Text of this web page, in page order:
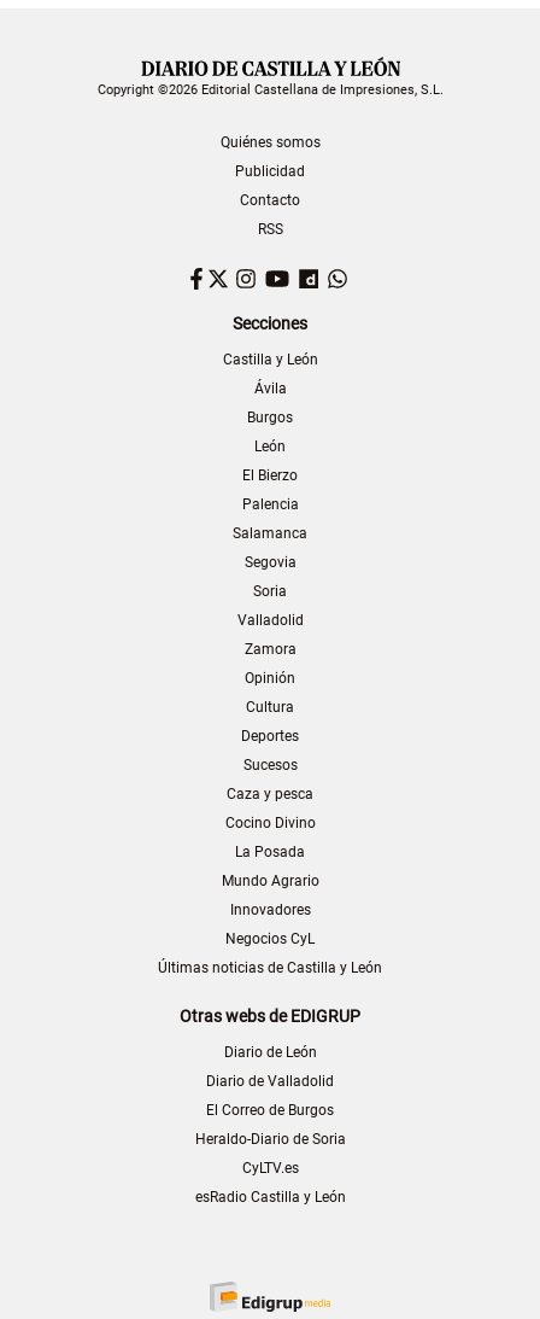
Copyright ©2026 Editorial Castellana de Impresiones, S.L.
Quiénes somos
Publicidad
Contacto
RSS
Facebook
TwitterInstagram
YouTubeDailymotion
Secciones
Castilla y León
Ávila
Burgos
León
El Bierzo
Palencia
Salamanca
Segovia
Soria
Valladolid
Zamora
Opinión
Cultura
Deportes
Sucesos
Caza y pesca
Cocino Divino
La Posada
Mundo Agrario
Innovadores
Negocios CyL
Últimas noticias de Castilla y León
Otras webs de EDIGRUP
Diario de León
Diario de Valladolid
El Correo de Burgos
Heraldo-Diario de Soria
CyLTV.es
esRadio Castilla y León